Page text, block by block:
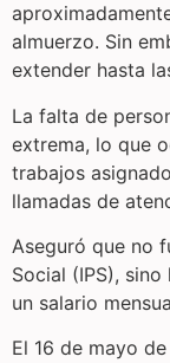
almuerzo. Sin
extender hasta
La falta de
extrema, lo que
trabajos
llamadas de
Aseguró que no
Social (IPS),
un salario
El 16 de mayo